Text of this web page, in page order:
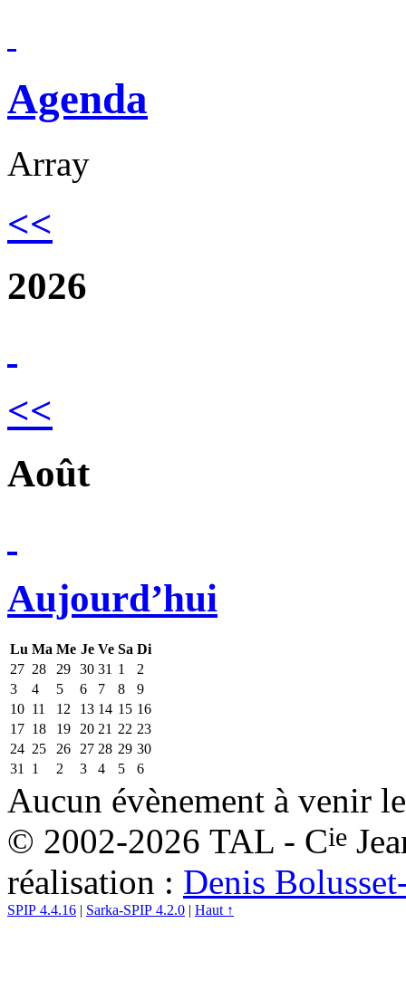
Agenda
Array
<<
2026
<<
Août
Aujourd’hui
Lu Ma Me Je Ve Sa Di
27 28 29 30 31 1
2
3
4 5 6 7 8
9
10 11 12 13 14 15 16
17 18 19 20 21 22 23
24 25 26 27 28 29 30
31
1 2 3 4 5 6
Aucun évènement à venir
© 2002-2026 TAL - Cie
réalisation : Denis
SPIP 4.4.16 | Sarka-SPIP 4.2.0 | Haut ↑